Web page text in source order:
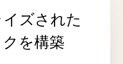
ズされた
を構築